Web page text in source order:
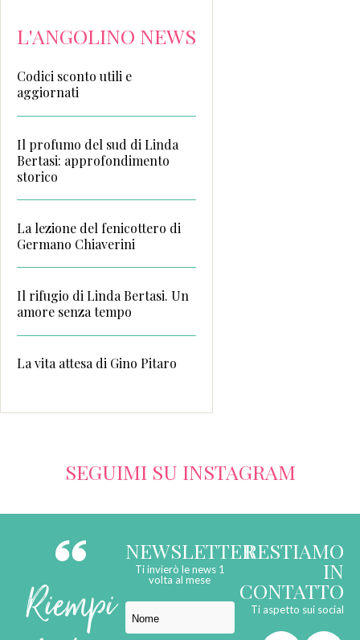
L'ANGOLINO NEWS
Codici sconto utili e
aggiornati
Il profumo del sud di Linda
Bertasi: approfondimento
storico
La lezione del fenicottero di
Germano Chiaverini
Il rifugio di Linda Bertasi. Un
amore senza tempo
La vita attesa di Gino Pitaro
SEGUIMI SU INSTAGRAM
Riempi
NEWSLETTER
Ti invierò le news 1
volta al mese
RESTIAMO
IN
CONTATTO
Ti aspetto sui social